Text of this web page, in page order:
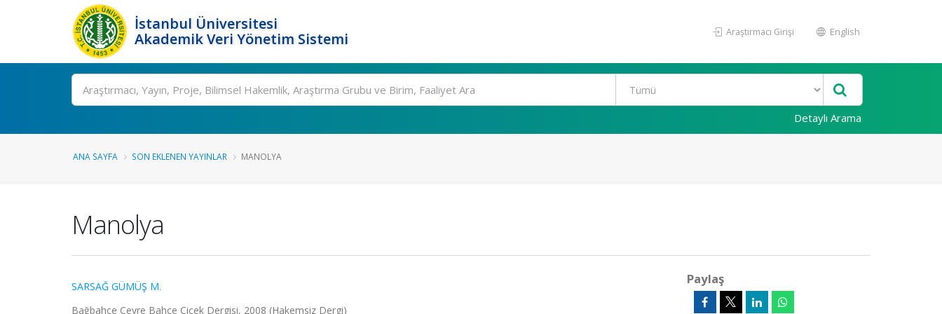
İstanbul Üniversitesi
Akademik Veri Yönetim Sistemi
Araştırmacı Girişi English
Ara
Detaylı Arama
ANA SAYFA SON EKLENEN YAYINLAR MANOLYA
Manolya
SARSAĞ GÜMÜŞ M.
Bağbahçe Çevre Bahçe Çiçek Dergisi, 2008 (Hakemsiz Dergi)
Paylaş